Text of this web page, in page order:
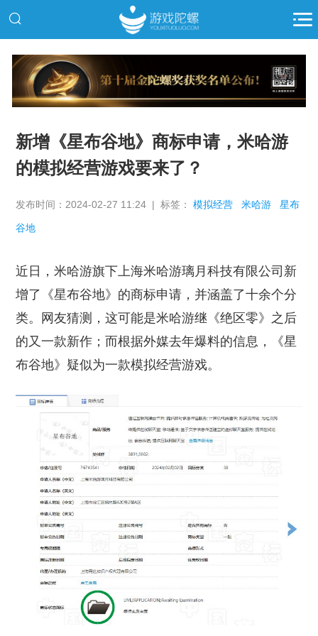
推广
新增《星布谷地》商标申请，米哈游
的模拟经营游戏要来了？
发布时间：2024-02-27 11:24 | 标签：模拟经营 米哈游 星布
谷地
近日，米哈游旗下上海米哈游璃月科技有限公司新
增了《星布谷地》的商标申请，并涵盖了十余个分
类。网友猜测，这可能是米哈游继《绝区零》之后
的又一款新作；而根据外媒去年爆料的信息，《星
布谷地》疑似为一款模拟经营游戏。